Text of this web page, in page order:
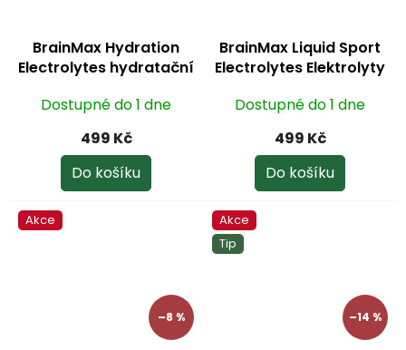
BrainMax Hydration
Electrolytes hydratační
dávek 300 g
Dostupné do 1 dne
499 Kč
Do košíku
BrainMax Liquid Sport
Electrolytes Elektrolyty
Dostupné do 1 dne
499 Kč
Do košíku
Akce
–8 %
Akce
Tip
–14 %